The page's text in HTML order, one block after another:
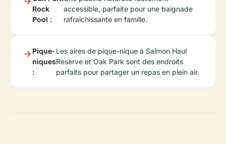
Rock
Pool :
accessible, parfaite pour une baignade
rafraîchissante en famille.
Pique-
niques
:
Les aires de pique-nique à Salmon Haul
Reserve et Oak Park sont des endroits
parfaits pour partager un repas en plein air.